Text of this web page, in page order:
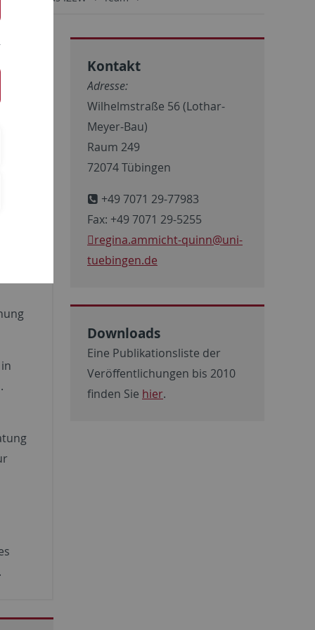
Kontakt
Adresse:
Wilhelmstraße 56 (Lothar-
Meyer-Bau)
Raum 249
72074 Tübingen
+49 7071 29-77983
Fax: +49 7071 29-5255
regina.ammicht-quinn@uni-
tuebingen.de
Downloads
Eine Publikationsliste der
Veröffentlichungen bis 2010
finden Sie hier.